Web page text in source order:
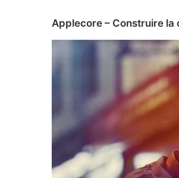
Applecore – Construire